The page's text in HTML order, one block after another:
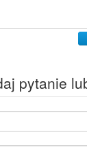
pytanie